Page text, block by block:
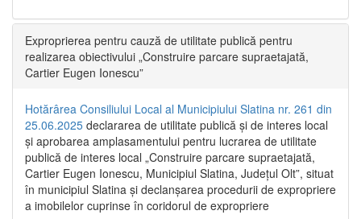
Exproprierea pentru cauză de utilitate publică pentru
realizarea obiectivului „Construire parcare supraetajată,
Cartier Eugen Ionescu”
Hotărârea Consiliului Local al Municipiului Slatina nr. 261 din
25.06.2025 declararea de utilitate publică și de interes local
și aprobarea amplasamentului pentru lucrarea de utilitate
publică de interes local „Construire parcare supraetajată,
Cartier Eugen Ionescu, Municipiul Slatina, Județul Olt”, situat
în municipiul Slatina și declanșarea procedurii de expropriere
a imobilelor cuprinse în coridorul de expropriere